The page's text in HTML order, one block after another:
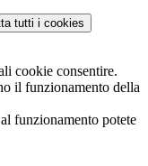
tutti i cookies
cookie consentire.
il funzionamento della
funzionamento potete